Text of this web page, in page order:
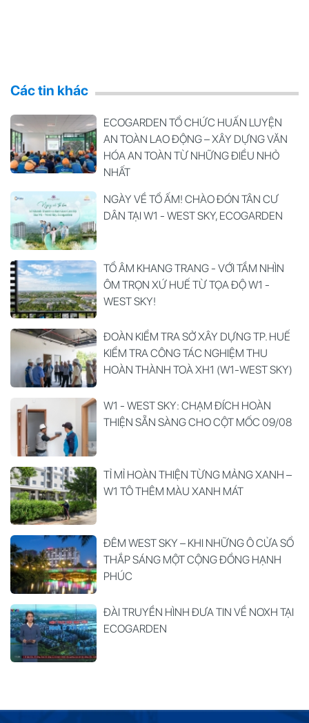
Các tin khác
ECOGARDEN TỔ CHỨC HUẤN LUYỆN
AN TOÀN LAO ĐỘNG – XÂY DỰNG VĂN
HÓA AN TOÀN TỪ NHỮNG ĐIỀU NHỎ
NHẤT
NGÀY VỀ TỔ ẤM! CHÀO ĐÓN TÂN CƯ
DÂN TẠI W1 - WEST SKY, ECOGARDEN
TỔ ÂM KHANG TRANG - VỚI TẦM NHÌN
ÔM TRỌN XỨ HUẾ TỪ TỌA ĐỘ W1 -
WEST SKY!
ĐOÀN KIỂM TRA SỞ XÂY DỰNG TP. HUẾ
KIỂM TRA CÔNG TÁC NGHIỆM THU
HOÀN THÀNH TOÀ XH1 (W1-WEST SKY)
W1 - WEST SKY: CHẠM ĐÍCH HOÀN
THIỆN SẴN SÀNG CHO CỘT MỐC 09/08
TỈ MỈ HOÀN THIỆN TỪNG MẢNG XANH –
W1 TÔ THÊM MÀU XANH MÁT
ĐÊM WEST SKY – KHI NHỮNG Ô CỬA SỔ
THẮP SÁNG MỘT CỘNG ĐỒNG HẠNH
PHÚC
ĐÀI TRUYỀN HÌNH ĐƯA TIN VỀ NOXH TẠI
ECOGARDEN